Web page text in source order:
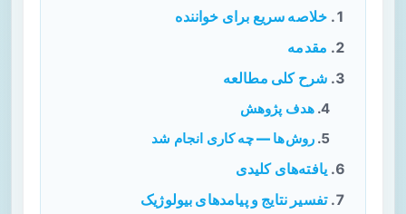
خلاصه سریع برای خواننده
مقدمه
شرح کلی مطالعه
هدف پژوهش
روش‌ها — چه کاری انجام شد
یافته‌های کلیدی
تفسیر نتایج و پیامدهای بیولوژیک